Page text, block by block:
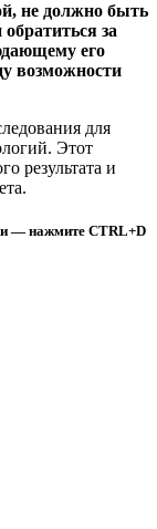
не должно быть
за
его
возможности
для
Этот
результата и
— нажмите CTRL+D